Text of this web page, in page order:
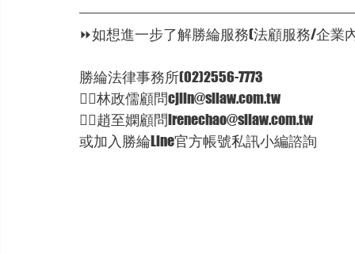
⏩如想進一步了解勝綸服務(法顧服務/企業
勝綸法律事務所(02)2556-7773
🦸‍♂林政儒顧問cjlin@sllaw.com.tw
🦸‍♀趙至嫻顧問irenechao@sllaw.com.tw
或加入勝綸Line官方帳號私訊小編諮詢